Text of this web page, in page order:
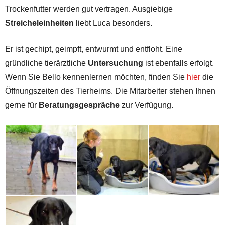
Trockenfutter werden gut vertragen. Ausgiebige
Streicheleinheiten liebt Luca besonders.
Er ist gechipt, geimpft, entwurmt und entfloht. Eine
gründliche tierärztliche Untersuchung ist ebenfalls erfolgt.
Wenn Sie Bello kennenlernen möchten, finden Sie hier die
Öffnungszeiten des Tierheims. Die Mitarbeiter stehen Ihnen
gerne für Beratungsgespräche zur Verfügung.